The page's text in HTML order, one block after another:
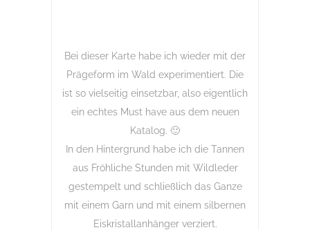
Bei dieser Karte habe ich wieder mit der
Prägeform im Wald experimentiert. Die
ist so vielseitig einsetzbar, also eigentlich
ein echtes Must have aus dem neuen
Katalog. 🙂
In den Hintergrund habe ich die Tannen
aus Fröhliche Stunden mit Wildleder
gestempelt und schließlich das Ganze
mit einem Garn und mit einem silbernen
Eiskristallanhänger verziert.